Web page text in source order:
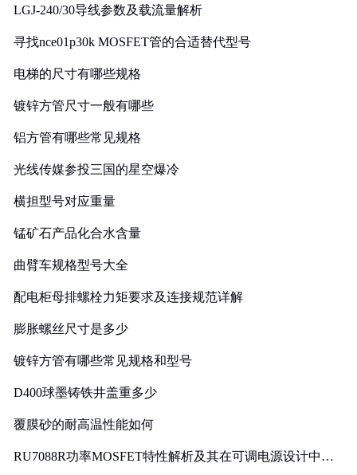
LGJ-240/30导线参数及载流量解析
寻找nce01p30k MOSFET管的合适替代型号
电梯的尺寸有哪些规格
镀锌方管尺寸一般有哪些
铝方管有哪些常见规格
光线传媒参投三国的星空爆冷
横担型号对应重量
锰矿石产品化合水含量
曲臂车规格型号大全
配电柜母排螺栓力矩要求及连接规范详解
膨胀螺丝尺寸是多少
镀锌方管有哪些常见规格和型号
D400球墨铸铁井盖重多少
覆膜砂的耐高温性能如何
RU7088R功率MOSFET特性解析及其在可调电源设计中的